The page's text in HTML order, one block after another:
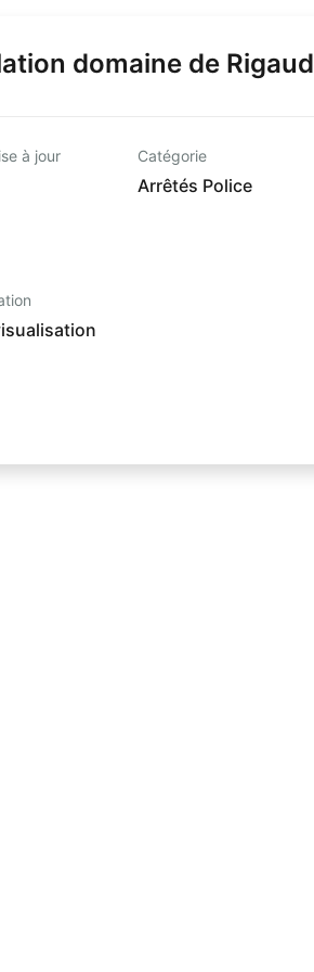
domaine de Rigaud
à jour Catégorie
Arrêtés Police